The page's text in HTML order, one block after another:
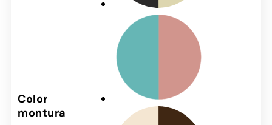
Color
montura